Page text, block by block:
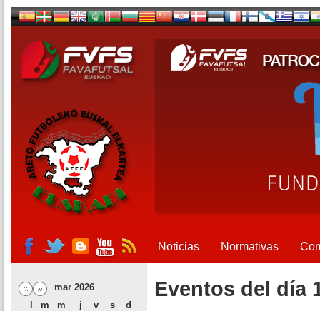
Noticias Normativas
mar 2026
m m j v s
d
Eventos del día